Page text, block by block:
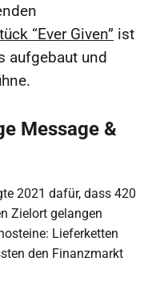
“Ever Given” ist
aufgebaut und
Message &
2021 dafür, dass 420
Zielort gelangen
Lieferketten
den Finanzmarkt